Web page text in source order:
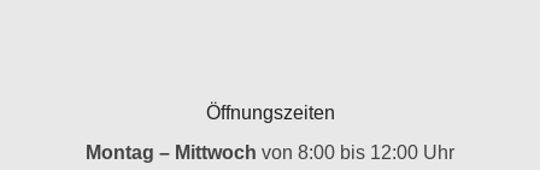
Öffnungszeiten
Montag – Mittwoch von 8:00 bis 12:00 Uhr